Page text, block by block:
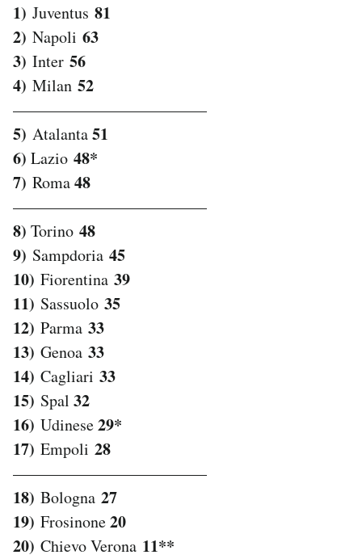
1) Juventus 81
2) Napoli 63
3) Inter 56
4) Milan 52
————————————
5) Atalanta51
6) Lazio 48*
7) Roma48
————————————
8) Torino 48
9) Sampdoria 45
10) Fiorentina 39
11) Sassuolo 35
12) Parma 33
13) Genoa 33
14) Cagliari 33
15) Spal 32
16) Udinese29*
17) Empoli 28
————————————
18) Bologna 27
19) Frosinone20
20) Chievo Verona 11**